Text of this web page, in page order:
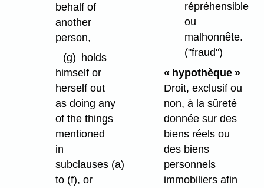
behalf of
another
person,
(g) holds
himself or
herself out
as doing any
of the things
mentioned
in
subclauses (a)
to (f), or
répréhensible
ou
malhonnête.
("fraud")
« hypothèque »
Droit, exclusif ou
non, à la sûreté
donnée sur des
biens réels ou
des biens
personnels
immobiliers afin